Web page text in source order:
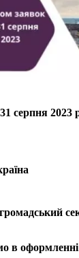
31 серпня 2023
громадський
в оформленні